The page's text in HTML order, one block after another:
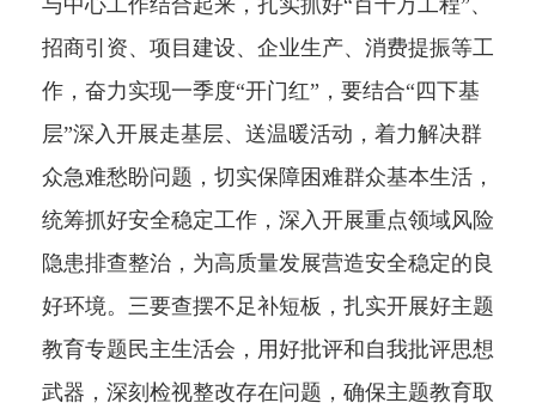
与中心工作结合起来，扎实抓好“百千万工程”、
招商引资、项目建设、企业生产、消费提振等工
作，奋力实现一季度“开门红”，要结合“四下基
层”深入开展走基层、送温暖活动，着力解决群
众急难愁盼问题，切实保障困难群众基本生活，
统筹抓好安全稳定工作，深入开展重点领域风险
隐患排查整治，为高质量发展营造安全稳定的良
好环境。三要查摆不足补短板，扎实开展好主题
教育专题民主生活会，用好批评和自我批评思想
武器，深刻检视整改存在问题，确保主题教育取